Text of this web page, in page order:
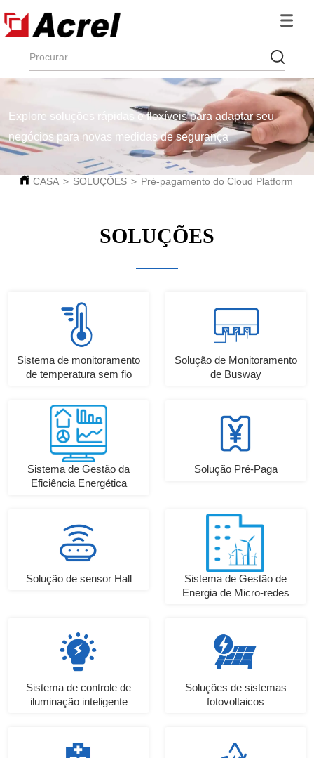
Explore soluções rápidas e flexíveis para adaptar seu
negócios para novas medidas de segurança
CASA > SOLUÇÕES > Pré-pagamento do Cloud Platform
SOLUÇÕES
Sistema de monitoramento
de temperatura sem fio
Solução de Monitoramento
de Busway
Sistema de Gestão da
Eficiência Energética
Solução Pré-Paga
Solução de sensor Hall
Sistema de Gestão de
Energia de Micro-redes
Sistema de controle de
iluminação inteligente
Soluções de sistemas
fotovoltaicos